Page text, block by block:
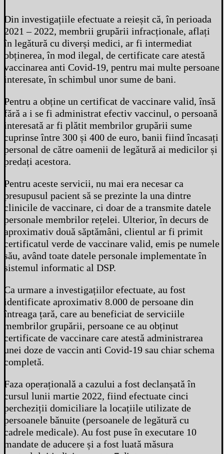
Din investigațiile efectuate a reieșit că, în perioada
2021 – 2022, membrii grupării infracționale, aflați
în legătură cu diverși medici, ar fi intermediat
obținerea, în mod ilegal, de certificate care atestă
vaccinarea anti Covid-19, pentru mai multe persoane
interesate, în schimbul unor sume de bani.
Pentru a obține un certificat de vaccinare valid, însă
fără a i se fi administrat efectiv vaccinul, o persoană
interesată ar fi plătit membrilor grupării sume
cuprinse între 300 și 400 de euro, banii fiind încasați
personal de către oamenii de legătură ai medicilor și
predați acestora.
Pentru aceste servicii, nu mai era necesar ca
presupusul pacient să se prezinte la una dintre
clinicile de vaccinare, ci doar de a transmite datele
personale membrilor rețelei. Ulterior, în decurs de
aproximativ două săptămâni, clientul ar fi primit
certificatul verde de vaccinare valid, emis pe numele
său, având toate datele personale implementate în
sistemul informatic al DSP.
Ca urmare a investigațiilor efectuate, au fost
identificate aproximativ 8.000 de persoane din
întreaga țară, care au beneficiat de serviciile
membrilor grupării, persoane ce au obținut
certificate de vaccinare care atestă administrarea
unei doze de vaccin anti Covid-19 sau chiar schema
completă.
Faza operațională a cazului a fost declanșată în
cursul lunii martie 2022, fiind efectuate cinci
percheziții domiciliare la locațiile utilizate de
persoanele bănuite (persoanele de legătură cu
cadrele medicale). Au fost puse în executare 10
mandate de aducere și a fost luată măsura